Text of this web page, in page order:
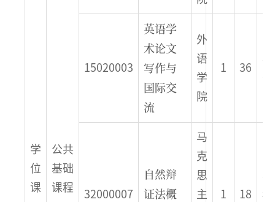
学
位
课
公共
基础
课程
15020003
英语学
术论文
写作与
国际交
流
外
语
学
院
1 36
32000007
自然辩
证法概
马
克
思
主
1 18
秋